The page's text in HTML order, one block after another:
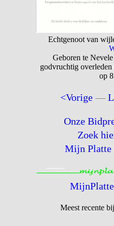
Echtgenoot van
Geboren te
godvruchtig
op
<Vorige —
Onze
Zoek
Mijn Platte
Meest recente